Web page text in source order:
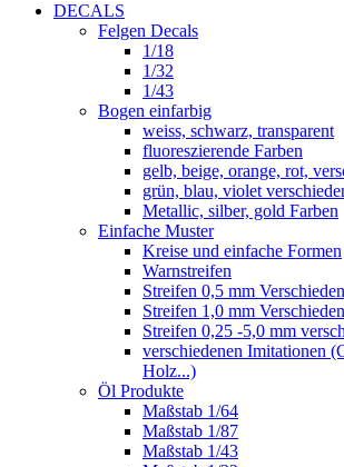
DECALS
Felgen Decals
1/18
1/32
1/43
Bogen einfarbig
weiss, schwarz, transparent
fluoreszierende Farben
gelb, beige, orange, rot,
grün, blau, violet
Metallic, silber, gold Farben
Einfache Muster
Kreise und einfache Formen
Warnstreifen
Streifen 0,5 mm
Streifen 1,0 mm
Streifen 0,25 -5,0 mm
verschiedenen Imitationen
Holz...)
Öl Produkte
Maßstab 1/64
Maßstab 1/87
Maßstab 1/43